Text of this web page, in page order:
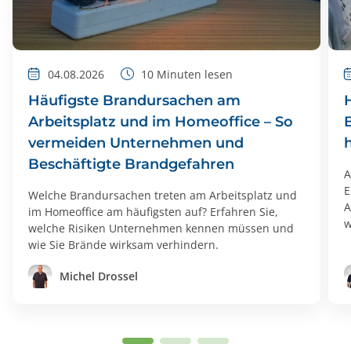
04.08.2026 10 Minuten lesen
Häufigste Brandursachen am
Arbeitsplatz und im Homeoffice – So
vermeiden Unternehmen und
Beschäftigte Brandgefahren
Welche Brandursachen treten am Arbeitsplatz und
im Homeoffice am häufigsten auf? Erfahren Sie,
welche Risiken Unternehmen kennen müssen und
wie Sie Brände wirksam verhindern.
Michel Drossel